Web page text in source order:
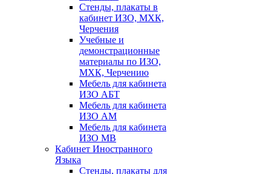
Стенды, плакаты в
кабинет ИЗО, МХК,
Черчения
Учебные и
демонстрационные
материалы по ИЗО,
МХК, Черчению
Мебель для кабинета
ИЗО АБТ
Мебель для кабинета
ИЗО АМ
Мебель для кабинета
ИЗО МВ
Кабинет Иностранного
Языка
Стенды, плакаты для